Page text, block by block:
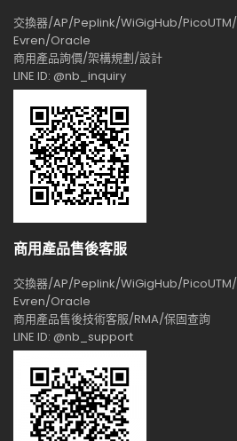
交換器/AP/Peplink/WiGigHub/PicoUTM/
Evren/Oracle
商用產品詢價/架構規劃/設計
LINE ID: @nb_inquiry
商用產品售後客服
交換器/AP/Peplink/WiGigHub/PicoUTM/
Evren/Oracle
商用產品售後技術客服/RMA/保固查詢
LINE ID: @nb_support